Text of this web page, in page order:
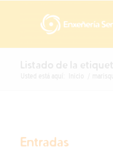
Entradas